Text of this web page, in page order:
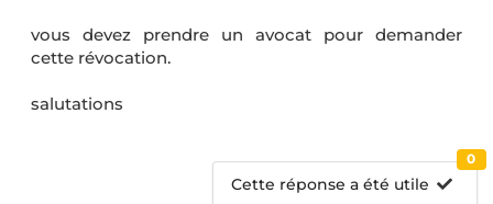
vous devez prendre un avocat pour demander
cette révocation.
salutations
Cette réponse a été utile
0